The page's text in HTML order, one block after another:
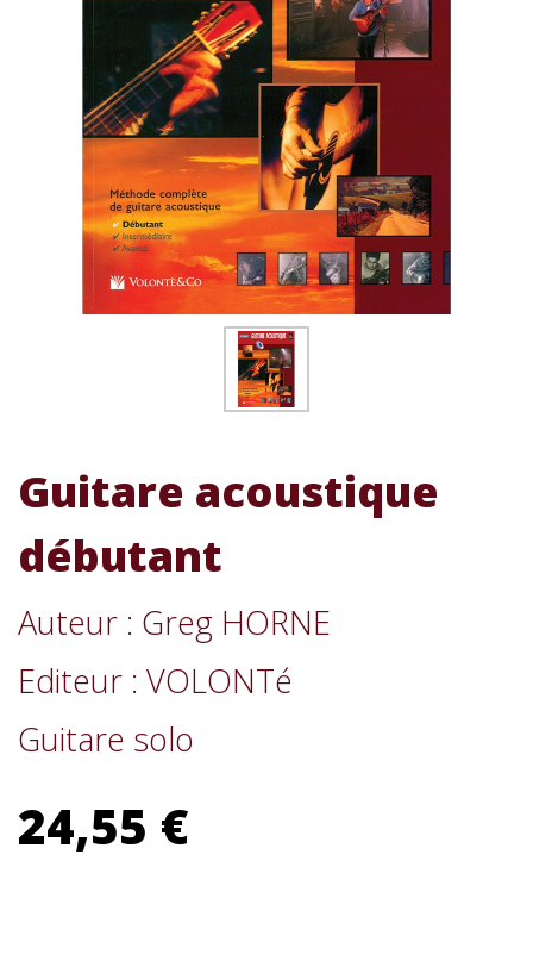
Guitare acoustique
débutant
Auteur : Greg HORNE
Editeur : VOLONTé
Guitare solo
24,55 €